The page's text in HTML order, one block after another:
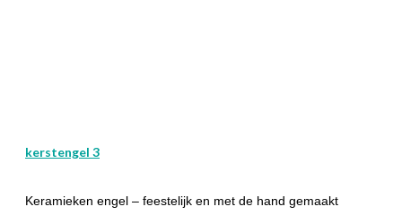
kerstengel 3
Keramieken engel – feestelijk en met de hand gemaakt